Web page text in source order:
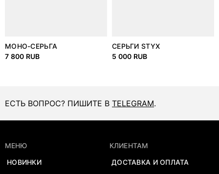
МОНО-СЕРЬГА
BATSQUEAK.FORGE
7 800 RUB
СЕРЬГИ STYX
5 000 RUB
ЕСТЬ ВОПРОС? ПИШИТЕ В TELEGRAM.
МЕНЮ
НОВИНКИ
КЛИЕНТАМ
ДОСТАВКА И ОПЛАТА